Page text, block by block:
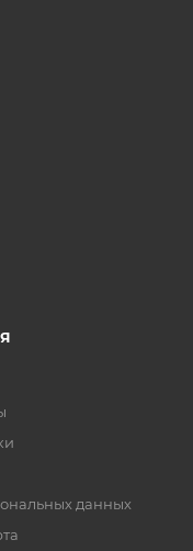
данных